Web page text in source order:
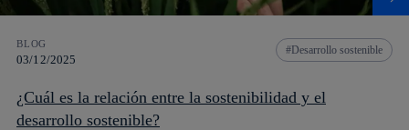
BLOG
03/12/2025
Desarrollo sostenible
¿Cuál es la relación entre la sostenibilidad y el
desarrollo sostenible?